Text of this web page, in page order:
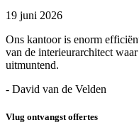
19 juni 2026
Ons kantoor is enorm
van de interieurarchitect
uitmuntend.
- David van de Velden
Vlug ontvangst offertes